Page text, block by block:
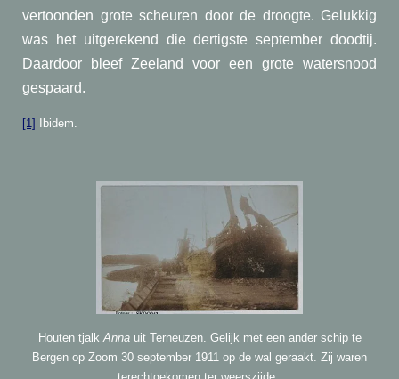
vertoonden grote scheuren door de droogte. Gelukkig
was het uitgerekend die dertigste september doodtij.
Daardoor bleef Zeeland voor een grote watersnood
gespaard.
[1] Ibidem.
Houten tjalkAnna uit Terneuzen. Gelijk met een ander schip te
Bergen op Zoom 30 september 1911 op de wal geraakt. Zij waren